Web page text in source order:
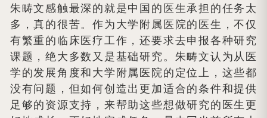
朱畴文感触最深的就是中国的医生承担的任务太
多，真的很苦。作为大学附属医院的医生，不仅
有繁重的临床医疗工作，还要求去申报各种研究
课题，绝大多数又是基础研究。朱畴文认为从医
学的发展角度和大学附属医院的定位上，这些都
没有问题，但如何创造出更加适合的条件和提供
足够的资源支持，来帮助这些想做研究的医生更